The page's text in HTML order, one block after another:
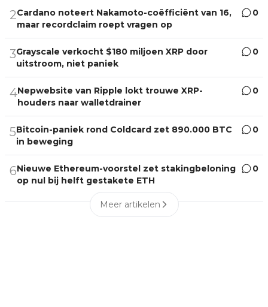
2Cardano noteert Nakamoto-coëfficiënt van 16,
maar recordclaim roept vragen op
0
3Grayscale verkocht $180 miljoen XRP door
uitstroom, niet paniek
0
4Nepwebsite van Ripple lokt trouwe XRP-
houders naar walletdrainer
0
5Bitcoin-paniek rond Coldcard zet 890.000 BTC
in beweging
0
6Nieuwe Ethereum-voorstel zet stakingbeloning
op nul bij helft gestakete ETH
0
Meer artikelen